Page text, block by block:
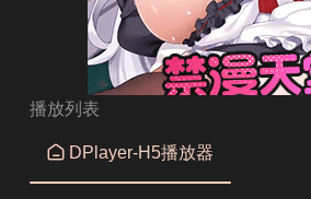
播放列表
DPlayer-H5播放器